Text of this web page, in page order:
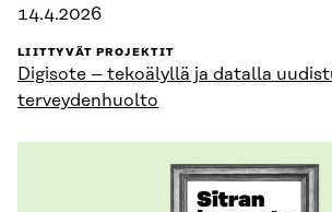
14.4.2026
LIITTYVÄT PROJEKTIT
Digisote – tekoälyllä ja datalla
terveydenhuolto